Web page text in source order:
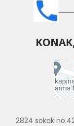
2824 sokak no.42